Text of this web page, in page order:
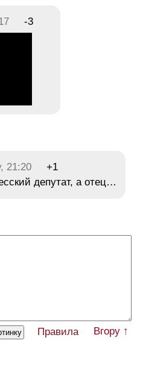
-3
21:20
+1
депутат, а отец…
Правила Вгору ↑